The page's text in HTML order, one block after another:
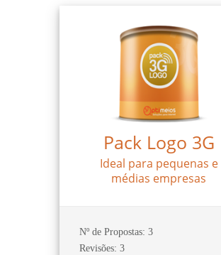
Pack Logo 3G
Ideal para pequenas e
médias empresas
Nº de Propostas: 3
Revisões: 3